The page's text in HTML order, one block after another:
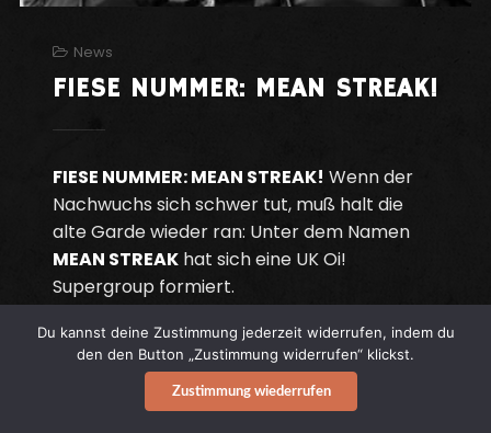
News
FIESE NUMMER: MEAN STREAK!
FIESE NUMMER: MEAN STREAK! Wenn der
Nachwuchs sich schwer tut, muß halt die
alte Garde wieder ran: Unter dem Namen
MEAN STREAKhat sich eine UK Oi!
Supergroup formiert.
Continue reading
Du kannst deine Zustimmung jederzeit widerrufen, indem du
den den Button „Zustimmung widerrufen“ klickst.
Zustimmung wiederrufen